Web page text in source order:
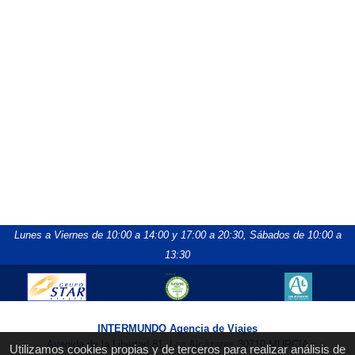
Utilizamos cookies propias y de terceros para realizar análisis de
Lunes a Viernes de 10:00 a 14:00 y 17:00 a 20:30, Sábados de 10:00 a
13:30
INTERMUNDO Agencia de Viajes
Avenida de la Libertad 81, Los Alcázares 30710 MURCIA